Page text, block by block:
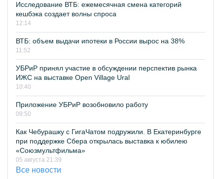
Исследование ВТБ: ежемесячная смена категорий
кешбэка создает волны спроса
12:14
ВТБ: объем выдачи ипотеки в России вырос на 38%
11:52
УБРиР принял участие в обсуждении перспектив рынка
ИЖС на выставке Open Village Ural
10:40
Приложение УБРиР возобновило работу
09:50
Как Чебурашку с ГигаЧатом подружили. В Екатеринбурге
при поддержке Сбера открылась выставка к юбилею
«Союзмультфильма»
05 августа 21:39
Все новости